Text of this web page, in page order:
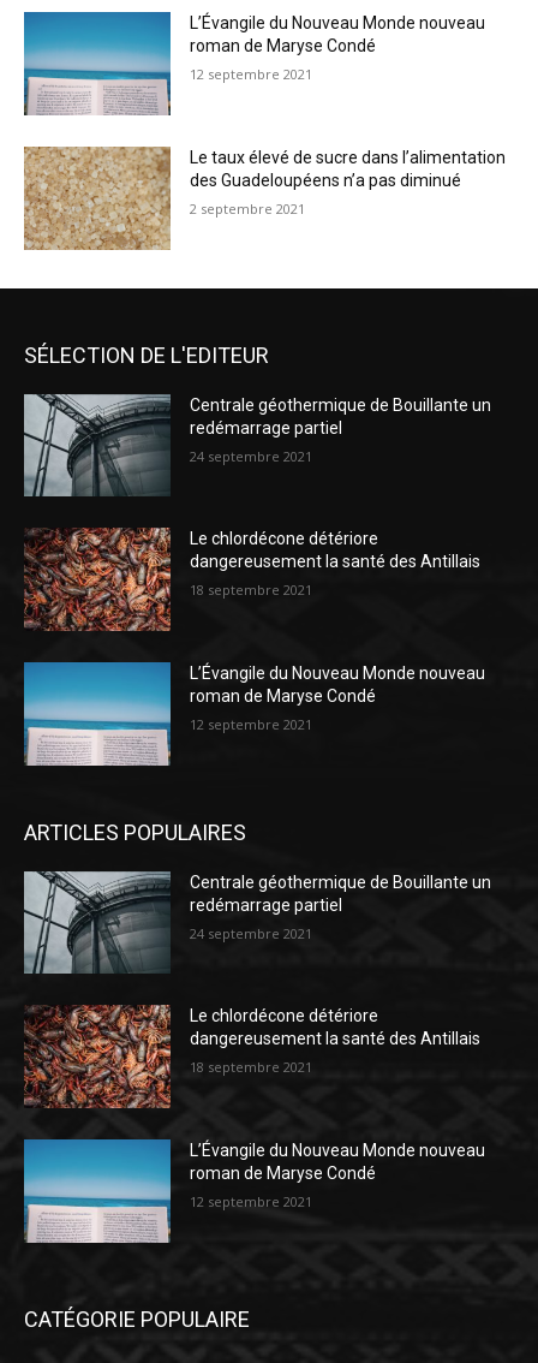
L’Évangile du Nouveau Monde nouveau
roman de Maryse Condé
12 septembre 2021
Le taux élevé de sucre dans l’alimentation
des Guadeloupéens n’a pas diminué
2 septembre 2021
SÉLECTION DE L'EDITEUR
Centrale géothermique de Bouillante un
redémarrage partiel
24 septembre 2021
Le chlordécone détériore
dangereusement la santé des Antillais
18 septembre 2021
L’Évangile du Nouveau Monde nouveau
roman de Maryse Condé
12 septembre 2021
ARTICLES POPULAIRES
Centrale géothermique de Bouillante un
redémarrage partiel
24 septembre 2021
Le chlordécone détériore
dangereusement la santé des Antillais
18 septembre 2021
L’Évangile du Nouveau Monde nouveau
roman de Maryse Condé
12 septembre 2021
CATÉGORIE POPULAIRE